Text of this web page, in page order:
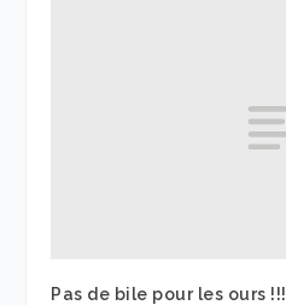
Pas de bile pour les ours !!!